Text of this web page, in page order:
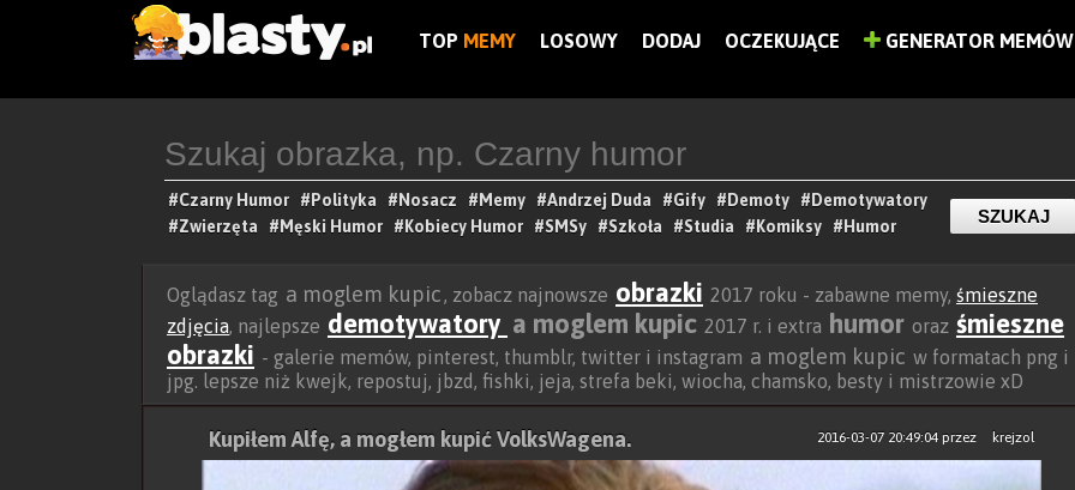
TOP MEMY LOSOWY DODAJ OCZEKUJĄCE GENERATOR MEMÓW
#Czarny Humor #Polityka #Nosacz #Memy #Andrzej Duda #Gify #Demoty
#Demotywatory
#Zwierzęta
#Męski Humor #Kobiecy Humor #SMSy #Szkoła #Studia #Komiksy #Humor
Oglądasz tag a moglem kupic, zobacz najnowsze obrazki 2017 roku - zabawne memy, śmieszne
zdjęcia, najlepsze demotywatory a moglem kupic 2017 r. i extra humor oraz śmieszne
obrazki - galerie memów, pinterest, thumblr, twitter i instagram a moglem kupic w formatach png i
jpg. lepsze niż kwejk, repostuj, jbzd, fishki, jeja, strefa beki, wiocha, chamsko, besty i mistrzowie xD
2016-03-07 20:49:04przez krejzol
Kupiłem Alfę, a mogłem kupić VolksWagena.